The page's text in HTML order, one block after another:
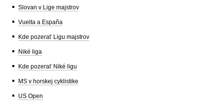
Slovan v Lige majstrov
Vuelta a España
Kde pozerať Ligu majstrov
Niké liga
Kde pozerať Niké ligu
MS v horskej cyklistike
US Open